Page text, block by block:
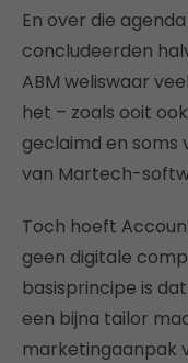
En over die
concludeerden
ABM weliswaar
het – zoals ooit
geclaimd en
van Martech-
Toch hoeft
geen digitale
basisprincipe is
een bijna tailor
marketingaanpak